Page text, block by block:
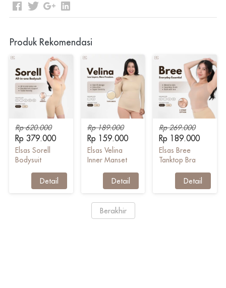
Produk Rekomendasi
Rp 620.000
Rp 379.000
Elsas Sorell
Bodysuit
`
Detail
Rp 189.000
Rp 159.000
Elsas Velina
Inner Manset
`
Detail
Rp 269.000
Rp 189.000
Elsas Bree
Tanktop Bra
`
Detail
`
Berakhir